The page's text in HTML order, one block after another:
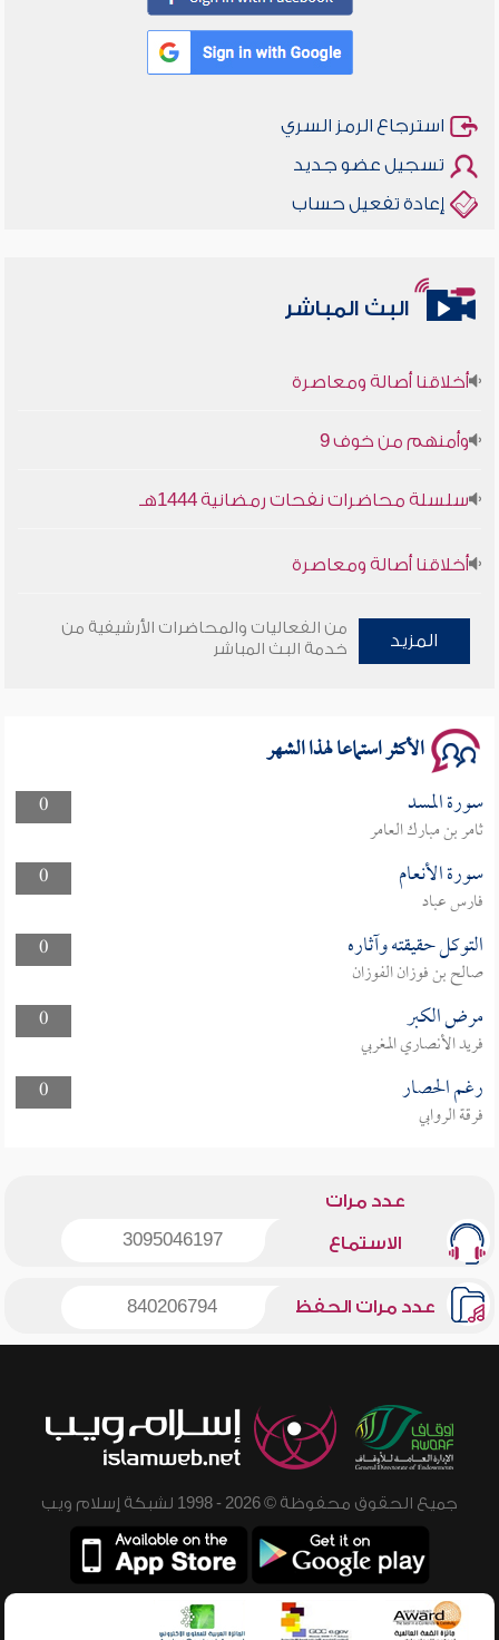
استرجاع الرمز السري
تسجيل عضو جديد
إعادة تفعيل حساب
البث المباشر
أخلاقنا أصالة ومعاصرة
وأمنهم من خوف 9
أخلاقنا أصالة ومعاصرة
سلسلة محاضرات نفحات رمضانية 1444هـ
المزيد
من الفعاليات والمحاضرات الأرشيفية من
خدمة البث المباشر
الأكثر استماعا لهذا الشهر
0 سورة المسد
ثامر بن مبارك العامر
0
سورة الأنعام
فارس عباد
0
التوكل حقيقته وآثاره
صالح بن فوزان الفوزان
0
مرض الكبر
فريد الأنصاري المغربي
0
رغم الحصار
فرقة الروابي
عدد مرات
الاستماع 3095046197
عدد مرات الحفظ 840206794
جميع الحقوق محفوظة © 2026 - 1998 لشبكة إسلام ويب